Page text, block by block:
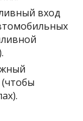
вход